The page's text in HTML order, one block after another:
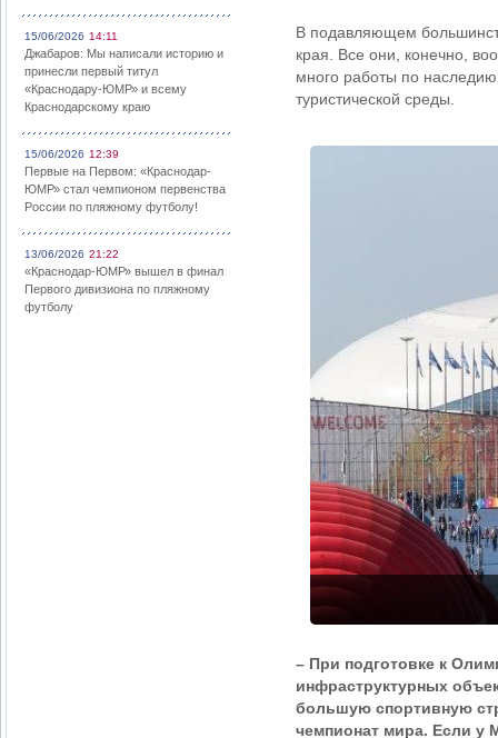
15/06/2026 14:11
Джабаров: Мы написали историю и
принесли первый титул
«Краснодару-ЮМР» и всему
Краснодарскому краю
15/06/2026 12:39
Первые на Первом: «Краснодар-
ЮМР» стал чемпионом первенства
России по пляжному футболу!
13/06/2026 21:22
«Краснодар-ЮМР» вышел в финал
Первого дивизиона по пляжному
футболу
В подавляющем
края. Все они, конечно,
много работы по
туристической среды.
– При подготовке к
инфраструктурных
большую спортивную
чемпионат мира. Если у